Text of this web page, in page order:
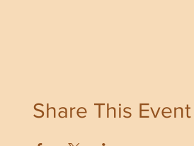
Share This Event